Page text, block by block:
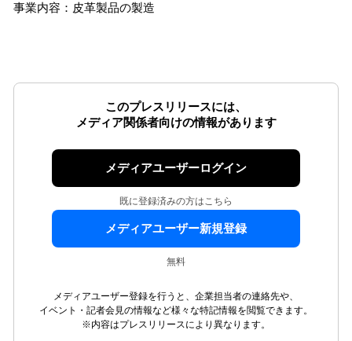
事業内容：皮革製品の製造
このプレスリリースには、
メディア関係者向けの情報があります
メディアユーザーログイン
既に登録済みの方はこちら
メディアユーザー新規登録
無料
メディアユーザー登録を行うと、企業担当者の連絡先や、
イベント・記者会見の情報など様々な特記情報を閲覧できます。
※内容はプレスリリースにより異なります。